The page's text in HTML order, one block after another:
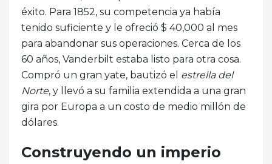
éxito. Para 1852, su competencia ya había
tenido suficiente y le ofreció $ 40,000 al mes
para abandonar sus operaciones. Cerca de los
60 años, Vanderbilt estaba listo para otra cosa.
Compró un gran yate, bautizó el estrella del
Norte, y llevó a su familia extendida a una gran
gira por Europa a un costo de medio millón de
dólares.
Construyendo un imperio